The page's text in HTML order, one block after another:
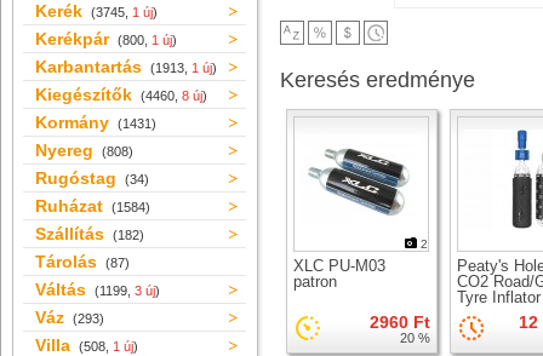
Kerék (3745, 1 új)
Kerékpár (800, 1 új)
Karbantartás (1913, 1 új)
Kiegészítők (4460, 8 új)
Kormány (1431)
Nyereg (808)
Rugóstag (34)
Ruházat (1584)
Szállítás (182)
Tárolás (87)
Váltás (1199, 3 új)
Váz (293)
Villa (508, 1 új)
Keresés eredménye
2
XLC PU-M03
patron
2960 Ft
20 %
Peaty's
CO2 Road/
Tyre
12